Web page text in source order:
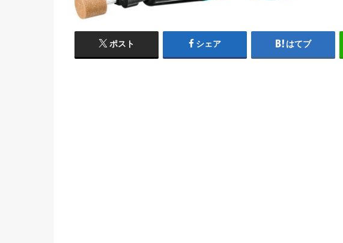
ポスト シェア はてブ